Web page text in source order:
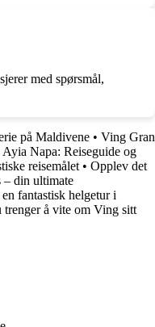
med spørsmål,
på Maldivene • Ving Gran
Ayia Napa: Reiseguide og
reisemålet • Opplev det
– din ultimate
fantastisk helgetur i
å vite om Ving sitt